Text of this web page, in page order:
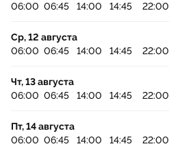
06:00 06:45 14:00 14:45 22:00
Ср, 12 августа
06:00 06:45 14:00 14:45 22:00
Чт, 13 августа
06:00 06:45 14:00 14:45 22:00
Пт, 14 августа
06:00 06:45 14:00 14:45 22:00